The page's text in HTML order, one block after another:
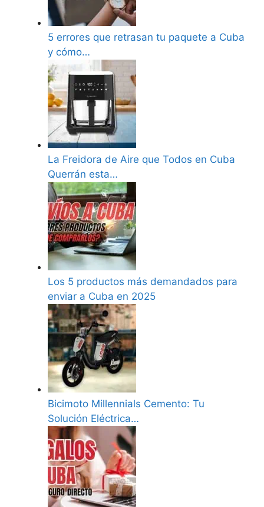
5 errores que retrasan tu paquete a Cuba
y cómo…
La Freidora de Aire que Todos en Cuba
Querrán esta…
Los 5 productos más demandados para
enviar a Cuba en 2025
Bicimoto Millennials Cemento: Tu
Solución Eléctrica…